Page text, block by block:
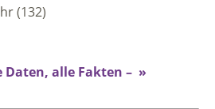
(132)
alle Fakten – »